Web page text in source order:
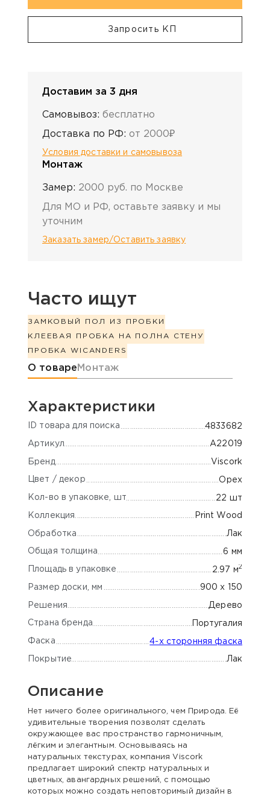
Запросить КП
Доставим за 3 дня
Самовывоз: бесплатно
Доставка по РФ: от 2000₽
Условия доставки и самовывоза
Монтаж
Замер: 2000 руб. по Москве
Для МО и РФ, оставьте заявку и мы
уточним
Заказать замер/Оставить заявку
Часто ищут
ЗАМКОВЫЙ ПОЛ ИЗ ПРОБКИ
КЛЕЕВАЯ ПРОБКА НА ПОЛ НА СТЕНУ
ПРОБКА WICANDERS
Информация о товаре
О товаре Монтаж
Характеристики
ID товара для поиска 4833682
Артикул A22019
Бренд Viscork
Цвет / декор Орех
Кол-во в упаковке, шт 22 шт
Коллекция Print Wood
Обработка Лак
Общая толщина 6 мм
Площадь в упаковке 2.97 м2
Размер доски, мм 900 х 150
Решения Дерево
Страна бренда Португалия
Фаска 4-х сторонняя фаска
Покрытие Лак
Описание
Нет ничего более оригинального, чем Природа. Её
удивительные творения позволят сделать
окружающее вас пространство гармоничным,
лёгким и элегантным. Основываясь на
натуральных текстурах, компания Viscork
предлагает широкий спектр натуральных и
цветных, авангардных решений, с помощью
которых можно создать неповторимый дизайн в